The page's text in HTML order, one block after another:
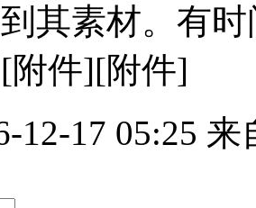
其素材。有
附件][附件]
12-17 05:25 来